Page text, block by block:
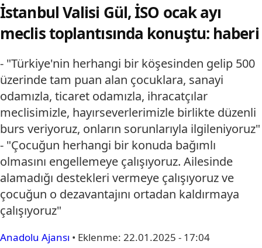
İstanbul Valisi Gül, İSO ocak ayı
meclis toplantısında konuştu: haberi
- "Türkiye'nin herhangi bir köşesinden gelip 500
üzerinde tam puan alan çocuklara, sanayi
odamızla, ticaret odamızla, ihracatçılar
meclisimizle, hayırseverlerimizle birlikte düzenli
burs veriyoruz, onların sorunlarıyla ilgileniyoruz"
- "Çocuğun herhangi bir konuda bağımlı
olmasını engellemeye çalışıyoruz. Ailesinde
alamadığı destekleri vermeye çalışıyoruz ve
çocuğun o dezavantajını ortadan kaldırmaya
çalışıyoruz"
Anadolu Ajansı • Eklenme: 22.01.2025 - 17:04